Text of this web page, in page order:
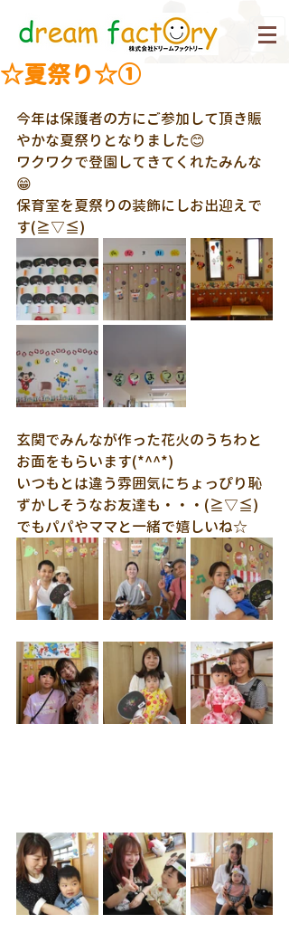
☆夏祭り☆①
今年は保護者の方にご参加して頂き賑
やかな夏祭りとなりました😊
ワクワクで登園してきてくれたみんな
😁
保育室を夏祭りの装飾にしお出迎えで
す(≧▽≦)
玄関でみんなが作った花火のうちわと
お面をもらいます(*^^*)
いつもとは違う雰囲気にちょっぴり恥
ずかしそうなお友達も・・・(≧▽≦)
でもパパやママと一緒で嬉しいね☆